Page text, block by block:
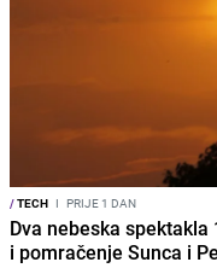
/TECH I PRIJE 1 DAN
Dva nebeska
i pomračenje Sunca i